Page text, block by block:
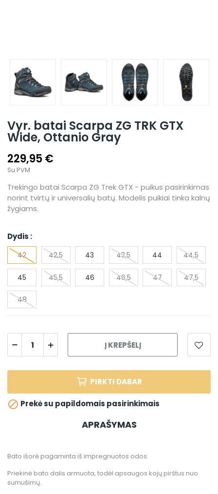
Vyr. batai Scarpa ZG TRK GTX
Wide, Ottanio Gray
229,95 €
Su PVM
Trekingo batai Scarpa ZG Trek GTX - puikus pasirinkimas
norint tvirtų ir universalių batų. Modelis puikiai tinka kalnų
žygiams.
Dydis :
42​ 42,5​ 43 43,5​ 44 44,5​
45 45,5​ 46 46,5​ 47​ 47,5​
48​
Į KREPŠELĮ
PIRKTI DABAR
 Prekė su papildomais pasirinkimais
APRAŠYMAS
Bato išorė pagaminta iš impregnuotos odos.
Priekinė bato dalis armuota, todėl apsaugos kojų pirštus nuo
sumušimų.